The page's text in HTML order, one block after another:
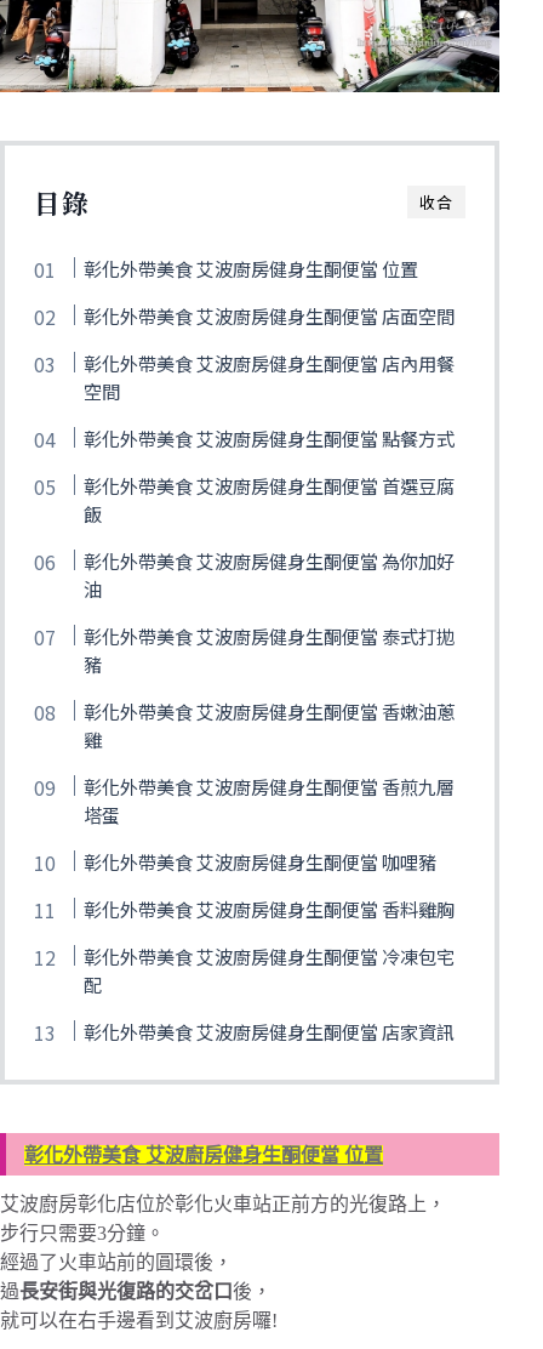
收合
目錄
彰化外帶美食 艾波廚房健身生酮便當 位置
彰化外帶美食 艾波廚房健身生酮便當 店面空間
彰化外帶美食 艾波廚房健身生酮便當 店內用餐
空間
彰化外帶美食 艾波廚房健身生酮便當 點餐方式
彰化外帶美食 艾波廚房健身生酮便當 首選豆腐
飯
彰化外帶美食 艾波廚房健身生酮便當 為你加好
油
彰化外帶美食 艾波廚房健身生酮便當 泰式打拋
豬
彰化外帶美食 艾波廚房健身生酮便當 香嫩油蔥
雞
彰化外帶美食 艾波廚房健身生酮便當 香煎九層
塔蛋
彰化外帶美食 艾波廚房健身生酮便當 咖哩豬
彰化外帶美食 艾波廚房健身生酮便當 香料雞胸
彰化外帶美食 艾波廚房健身生酮便當 冷凍包宅
配
彰化外帶美食 艾波廚房健身生酮便當 店家資訊
彰化外帶美食 艾波廚房健身生酮便當 位置
艾波廚房彰化店位於彰化火車站正前方的光復路上，
步行只需要3分鐘。
經過了火車站前的圓環後，
過長安街與光復路的交岔口後，
就可以在右手邊看到艾波廚房囉!